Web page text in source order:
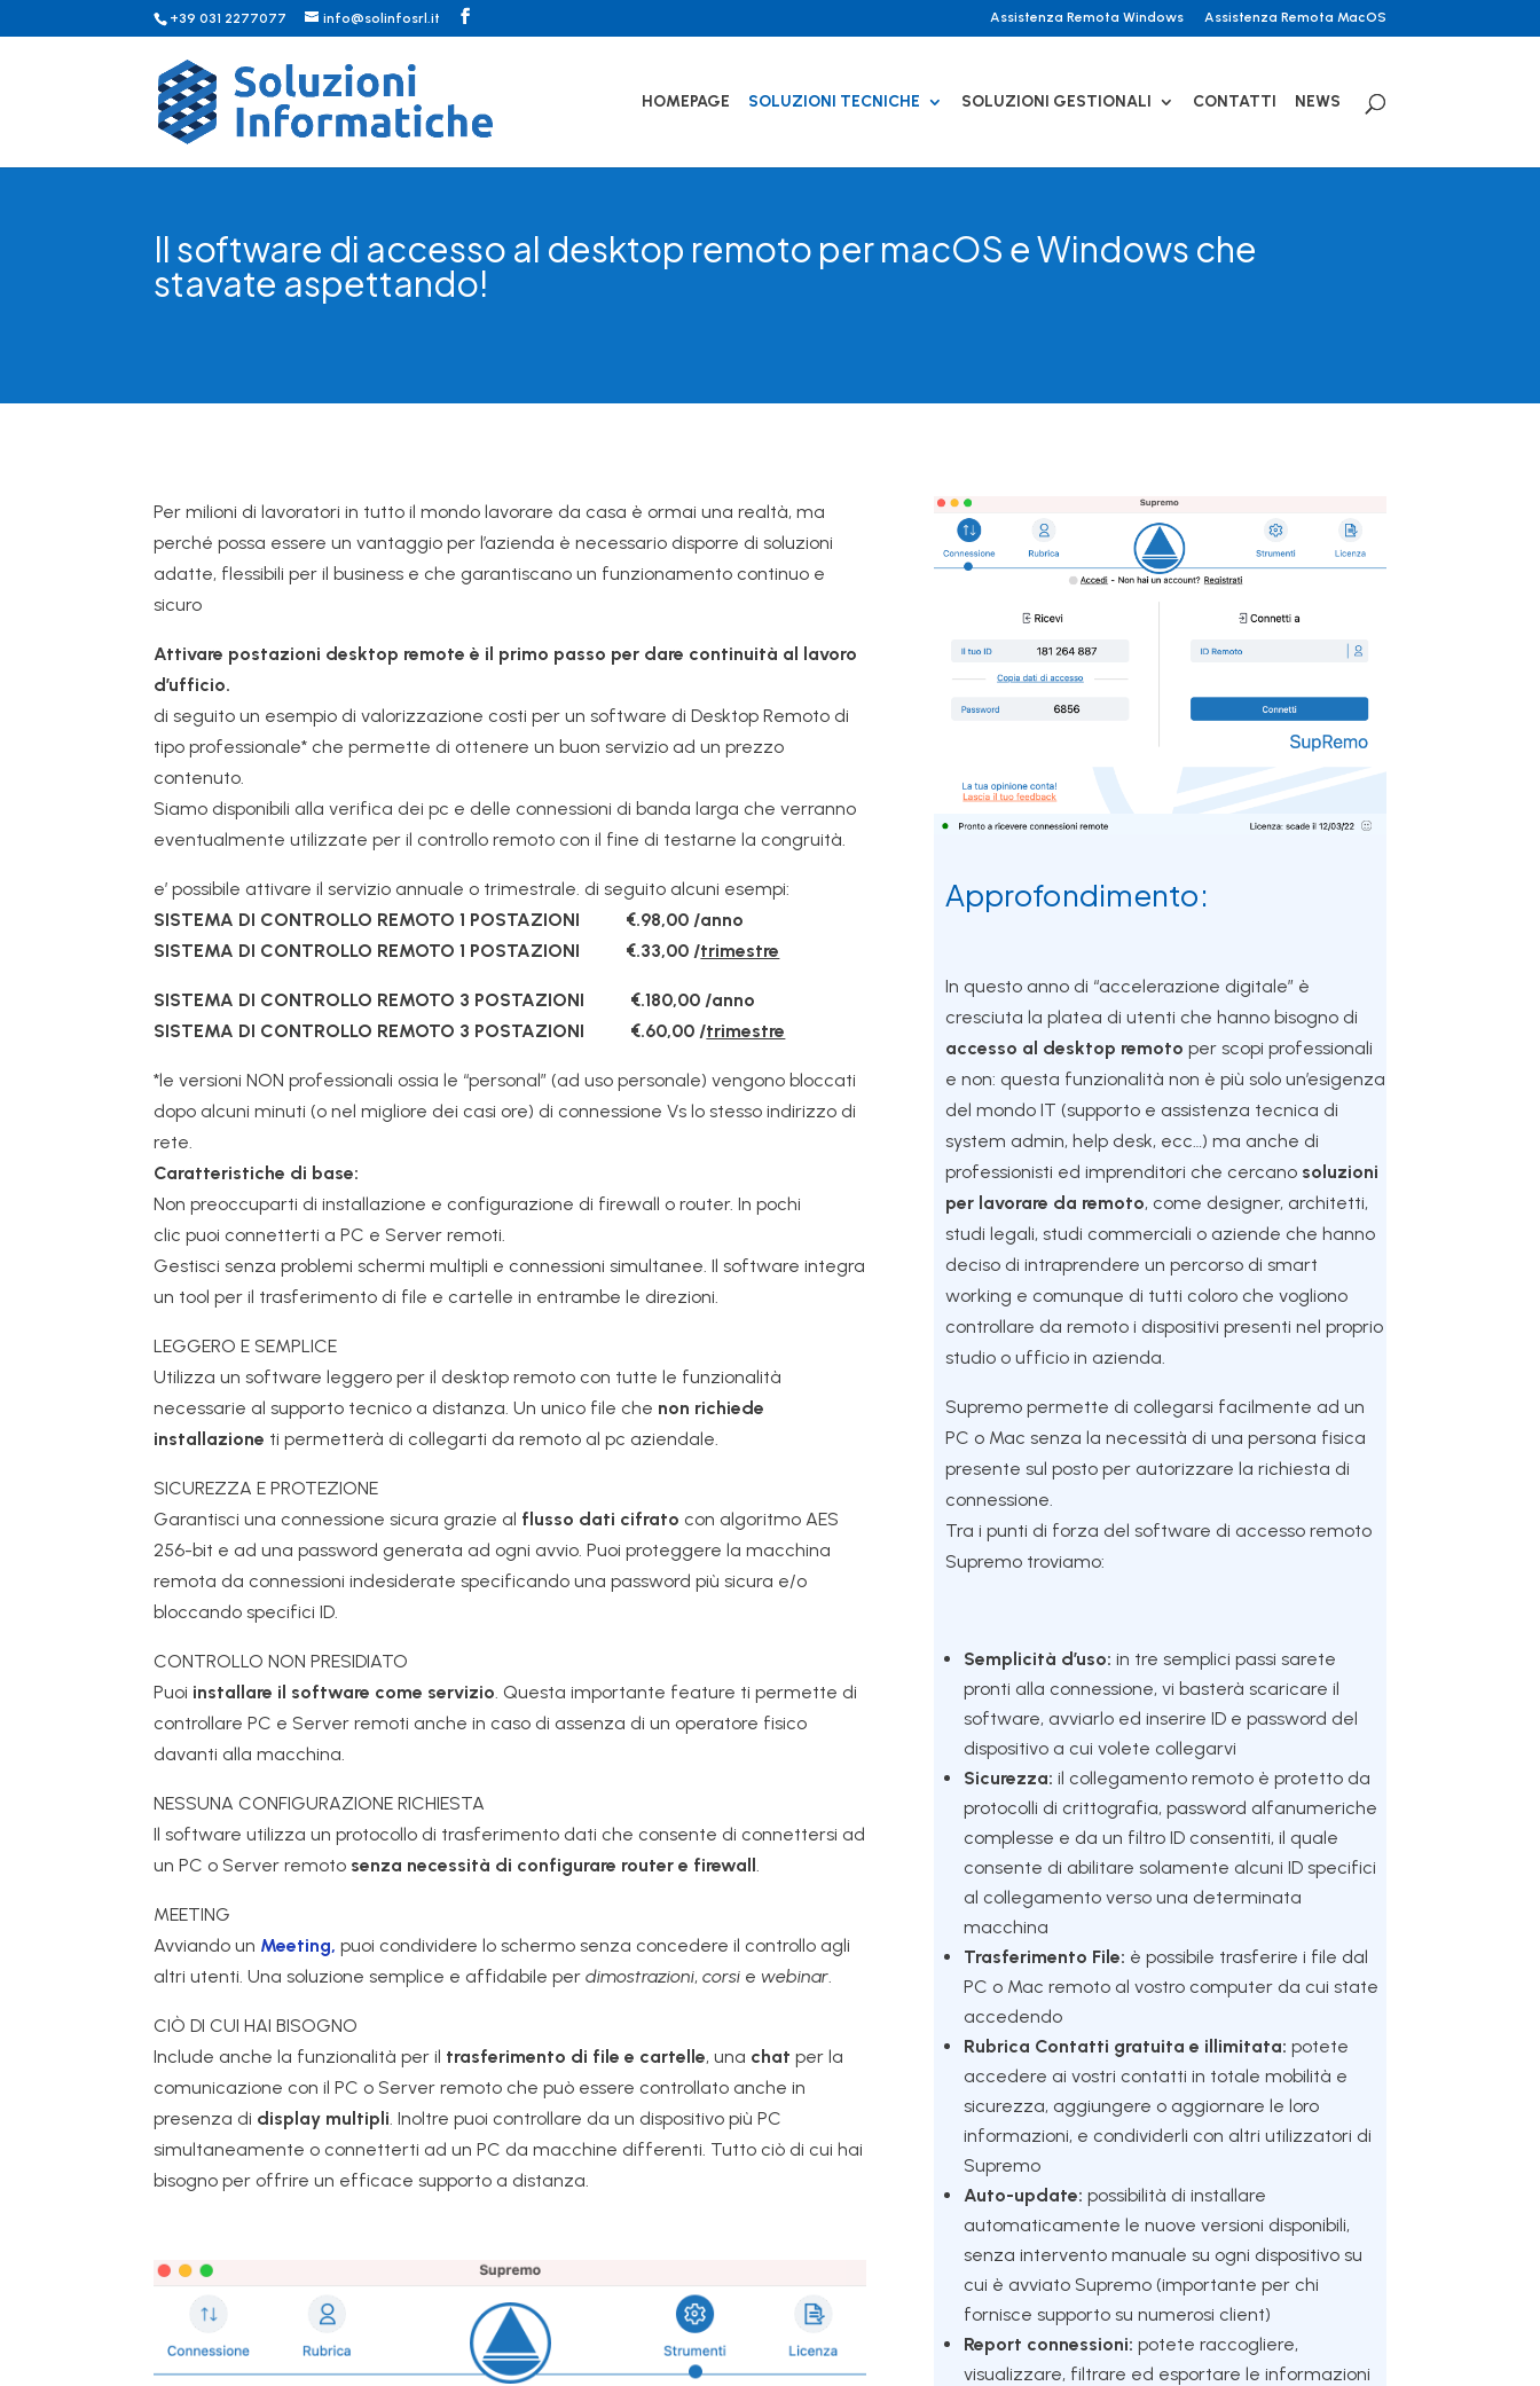
+39 031 2277077 info@solinfosrl.it Assistenza Remota Windows Assistenza Remota MacOS
HOMEPAGE SOLUZIONI TECNICHE SOLUZIONI GESTIONALI CONTATTI NEWS
Il software di accesso al desktop remoto per macOS e Windows che
stavate aspettando!
Per milioni di lavoratori in tutto il mondo lavorare da casa è ormai una realtà, ma
perché possa essere un vantaggio per l’azienda è necessario disporre di soluzioni
adatte, flessibili per il business e che garantiscano un funzionamento continuo e
sicuro
Attivare postazioni desktop remote è il primo passo per dare continuità al lavoro
d’ufficio.
di seguito un esempio di valorizzazione costi per un software di Desktop Remoto di
tipo professionale* che permette di ottenere un buon servizio ad un prezzo
contenuto.
Siamo disponibili alla verifica dei pc e delle connessioni di banda larga che verranno
eventualmente utilizzate per il controllo remoto con il fine di testarne la congruità.
e’ possibile attivare il servizio annuale o trimestrale. di seguito alcuni esempi:
SISTEMA DI CONTROLLO REMOTO 1 POSTAZIONI €.98,00 /anno
SISTEMA DI CONTROLLO REMOTO 1 POSTAZIONI €.33,00 /trimestre
SISTEMA DI CONTROLLO REMOTO 3 POSTAZIONI €.180,00 /anno
SISTEMA DI CONTROLLO REMOTO 3 POSTAZIONI €.60,00 /trimestre
*le versioni NON professionali ossia le “personal” (ad uso personale) vengono bloccati
dopo alcuni minuti (o nel migliore dei casi ore) di connessione Vs lo stesso indirizzo di
rete.
Caratteristiche di base:
Non preoccuparti di installazione e configurazione di firewall o router. In pochi
clic puoi connetterti a PC e Server remoti.
Gestisci senza problemi schermi multipli e connessioni simultanee. Il software integra
un tool per il trasferimento di file e cartelle in entrambe le direzioni.
LEGGERO E SEMPLICE
Utilizza un software leggero per il desktop remoto con tutte le funzionalità
necessarie al supporto tecnico a distanza. Un unico file che non richiede
installazione ti permetterà di collegarti da remoto al pc aziendale.
SICUREZZA E PROTEZIONE
Garantisci una connessione sicura grazie al flusso dati cifrato con algoritmo AES
256-bit e ad una password generata ad ogni avvio. Puoi proteggere la macchina
remota da connessioni indesiderate specificando una password più sicura e/o
bloccando specifici ID.
CONTROLLO NON PRESIDIATO
Puoi installare il software come servizio. Questa importante feature ti permette di
controllare PC e Server remoti anche in caso di assenza di un operatore fisico
davanti alla macchina.
NESSUNA CONFIGURAZIONE RICHIESTA
Il software utilizza un protocollo di trasferimento dati che consente di connettersi ad
un PC o Server remoto senza necessità di configurare router e firewall.
MEETING
Avviando un Meeting, puoi condividere lo schermo senza concedere il controllo agli
altri utenti. Una soluzione semplice e affidabile perdimostrazioni,corsi e webinar.
CIÒ DI CUI HAI BISOGNO
Include anche la funzionalità per il trasferimento di file e cartelle, una chat per la
comunicazione con il PC o Server remoto che può essere controllato anche in
presenza di display multipli. Inoltre puoi controllare da un dispositivo più PC
simultaneamente o connetterti ad un PC da macchine differenti. Tutto ciò di cui hai
bisogno per offrire un efficace supporto a distanza.
Approfondimento:
In questo anno di “accelerazione digitale” è
cresciuta la platea di utenti che hanno bisogno di
accesso al desktop remoto per scopi professionali
e non: questa funzionalità non è più solo un’esigenza
del mondo IT (supporto e assistenza tecnica di
system admin, help desk, ecc…) ma anche di
professionisti ed imprenditori che cercano soluzioni
per lavorare da remoto, come designer, architetti,
studi legali, studi commerciali o aziende che hanno
deciso di intraprendere un percorso di smart
working e comunque di tutti coloro che vogliono
controllare da remoto i dispositivi presenti nel proprio
studio o ufficio in azienda.
Supremo permette di collegarsi facilmente ad un
PC o Mac senza la necessità di una persona fisica
presente sul posto per autorizzare la richiesta di
connessione.
Tra i punti di forza del software di accesso remoto
Supremo troviamo:
Semplicità d’uso: in tre semplici passi sarete
pronti alla connessione, vi basterà scaricare il
software, avviarlo ed inserire ID e password del
dispositivo a cui volete collegarvi
Sicurezza: il collegamento remoto è protetto da
protocolli di crittografia, password alfanumeriche
complesse e da un filtro ID consentiti, il quale
consente di abilitare solamente alcuni ID specifici
al collegamento verso una determinata
macchina
Trasferimento File: è possibile trasferire i file dal
PC o Mac remoto al vostro computer da cui state
accedendo
Rubrica Contatti gratuita e illimitata: potete
accedere ai vostri contatti in totale mobilità e
sicurezza, aggiungere o aggiornare le loro
informazioni, e condividerli con altri utilizzatori di
Supremo
Auto-update: possibilità di installare
automaticamente le nuove versioni disponibili,
senza intervento manuale su ogni dispositivo su
cui è avviato Supremo (importante per chi
fornisce supporto su numerosi client)
Report connessioni: potete raccogliere,
visualizzare, filtrare ed esportare le informazioni